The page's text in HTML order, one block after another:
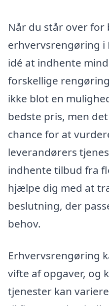
Når du står over for
erhvervsrengøring i
idé at indhente
forskellige
ikke blot en
bedste pris, men
chance for at
leverandørers
indhente tilbud fra
hjælpe dig med at
beslutning, der
behov.
Erhvervsrengøring
vifte af opgaver, og
tjenester kan